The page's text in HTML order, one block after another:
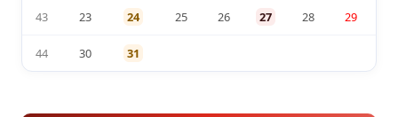
43 23 24 25 26 27 28 29
44 30 31